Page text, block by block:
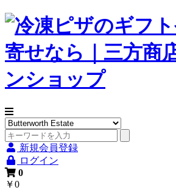
新規会員登録
ログイン
0
￥0